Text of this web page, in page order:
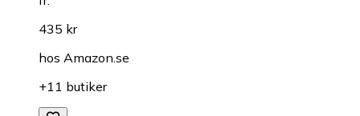
435 kr
hos Amazon.se
+11 butiker